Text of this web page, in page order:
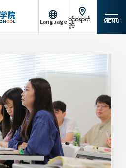
Language
Tiếng Việt
русский
ဝင်ရောက်
ခွင့် MENU
ြောင်း
တန်းအကျဉ်းချုပ်